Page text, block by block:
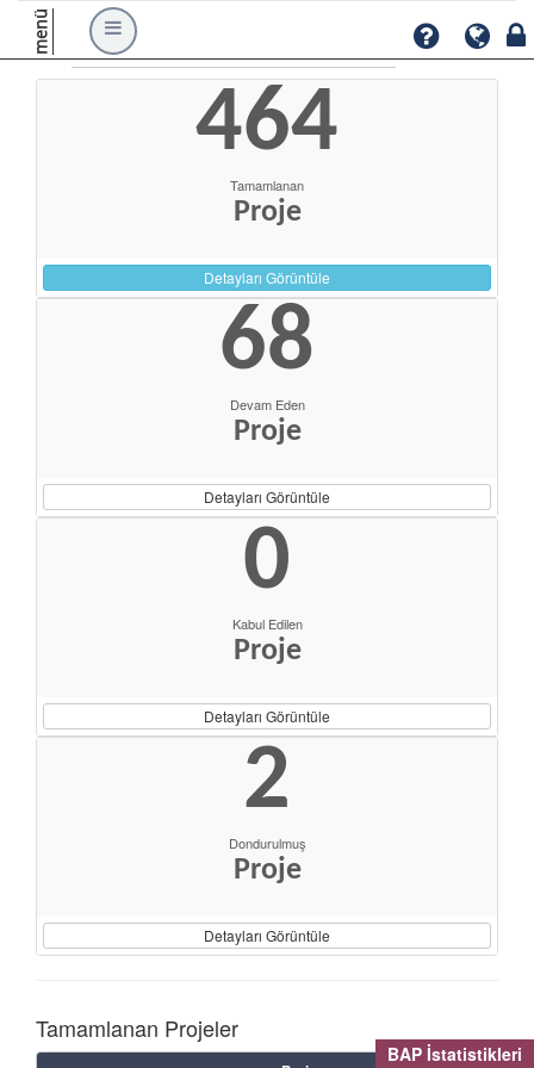
BAP İstatistikleri
menü
464
Tamamlanan
Proje
Detayları Görüntüle
68
Devam Eden
Proje
Detayları Görüntüle
0
Kabul Edilen
Proje
Detayları Görüntüle
2
Dondurulmuş
Proje
Detayları Görüntüle
Tamamlanan Projeler